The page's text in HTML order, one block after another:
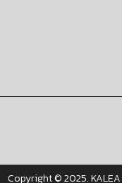
Copyright © 2025.